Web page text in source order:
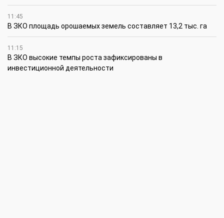
11:45
В ЗКО площадь орошаемых земель составляет 13,2 тыс. га
11:15
В ЗКО высокие темпы роста зафиксированы в
инвестиционной деятельности